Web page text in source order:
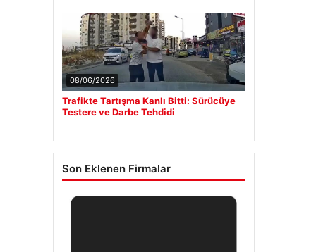
08/06/2026
Trafikte Tartışma Kanlı Bitti: Sürücüye
Testere ve Darbe Tehdidi
Son Eklenen Firmalar